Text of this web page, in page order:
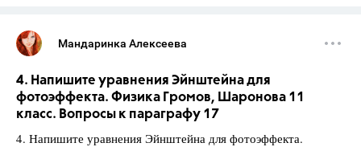
Мандаринка Алексеева
4. Напишите уравнения Эйнштейна для
фотоэффекта. Физика Громов, Шаронова 11
класс. Вопросы к параграфу 17
4. Напишите уравнения Эйнштейна для фотоэффекта.